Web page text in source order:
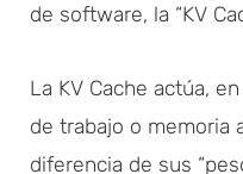
de software, la “KV
La KV Cache actúa,
de trabajo o memoria
diferencia de sus